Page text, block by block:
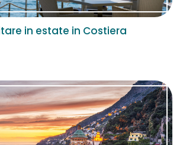
in estate in Costiera